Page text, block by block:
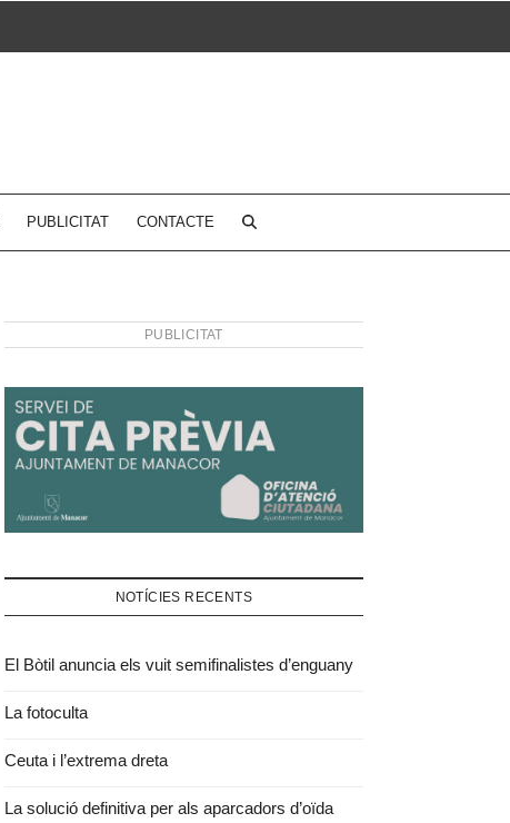
PUBLICITAT CONTACTE
PUBLICITAT
NOTÍCIES RECENTS
El Bòtil anuncia els vuit semifinalistes d’enguany
La fotoculta
Ceuta i l’extrema dreta
La solució definitiva per als aparcadors d’oïda